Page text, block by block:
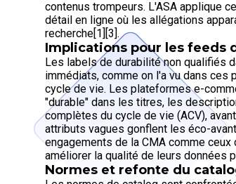
contenus trompeurs. L'ASA applique
détail en ligne où les allégations
recherche[1][3].
Implications pour les feeds
Les labels de durabilité non qualifiés
immédiats, comme on l'a vu dans
cycle de vie. Les plateformes e-
"durable" dans les titres, les
complètes du cycle de vie (ACV),
attributs vagues gonflent les éco-
engagements de la CMA comme
améliorer la qualité de leurs données
Normes et refonte du